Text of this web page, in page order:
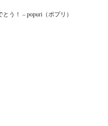
う！ – popuri（ポプリ）